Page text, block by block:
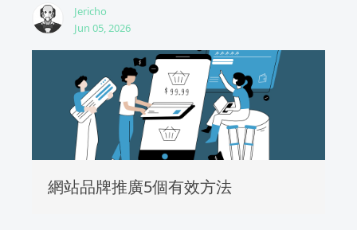
Jericho
Jun 05, 2026
網站品牌推廣5個有效方法